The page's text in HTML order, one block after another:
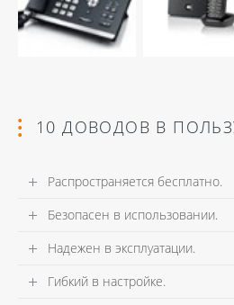
10 ДОВОДОВ В ПОЛЬЗУ
Распространяется бесплатно.
Безопасен в использовании.
Надежен в эксплуатации.
Гибкий в настройке.